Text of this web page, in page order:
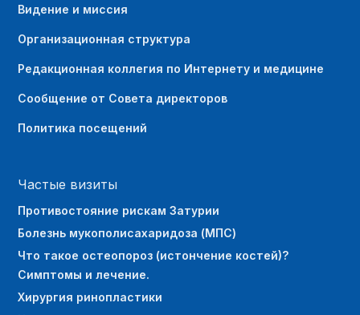
Видение и миссия
Организационная структура
Редакционная коллегия по Интернету и медицине
Сообщение от Совета директоров
Политика посещений
Частые визиты
Противостояние рискам Затурии
Болезнь мукополисахаридоза (МПС)
Что такое остеопороз (истончение костей)?
Симптомы и лечение.
Хирургия ринопластики